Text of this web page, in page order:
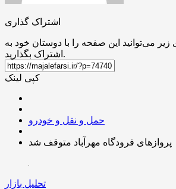
اشتراک گذاری
زیر می‌توانید این صفحه را با دوستان خود به
اشتراک بگذارید.
کپی لینک
حمل و نقل و خودرو
پروازهای فرودگاه مهرآباد متوقف شد
تحلیل بازار